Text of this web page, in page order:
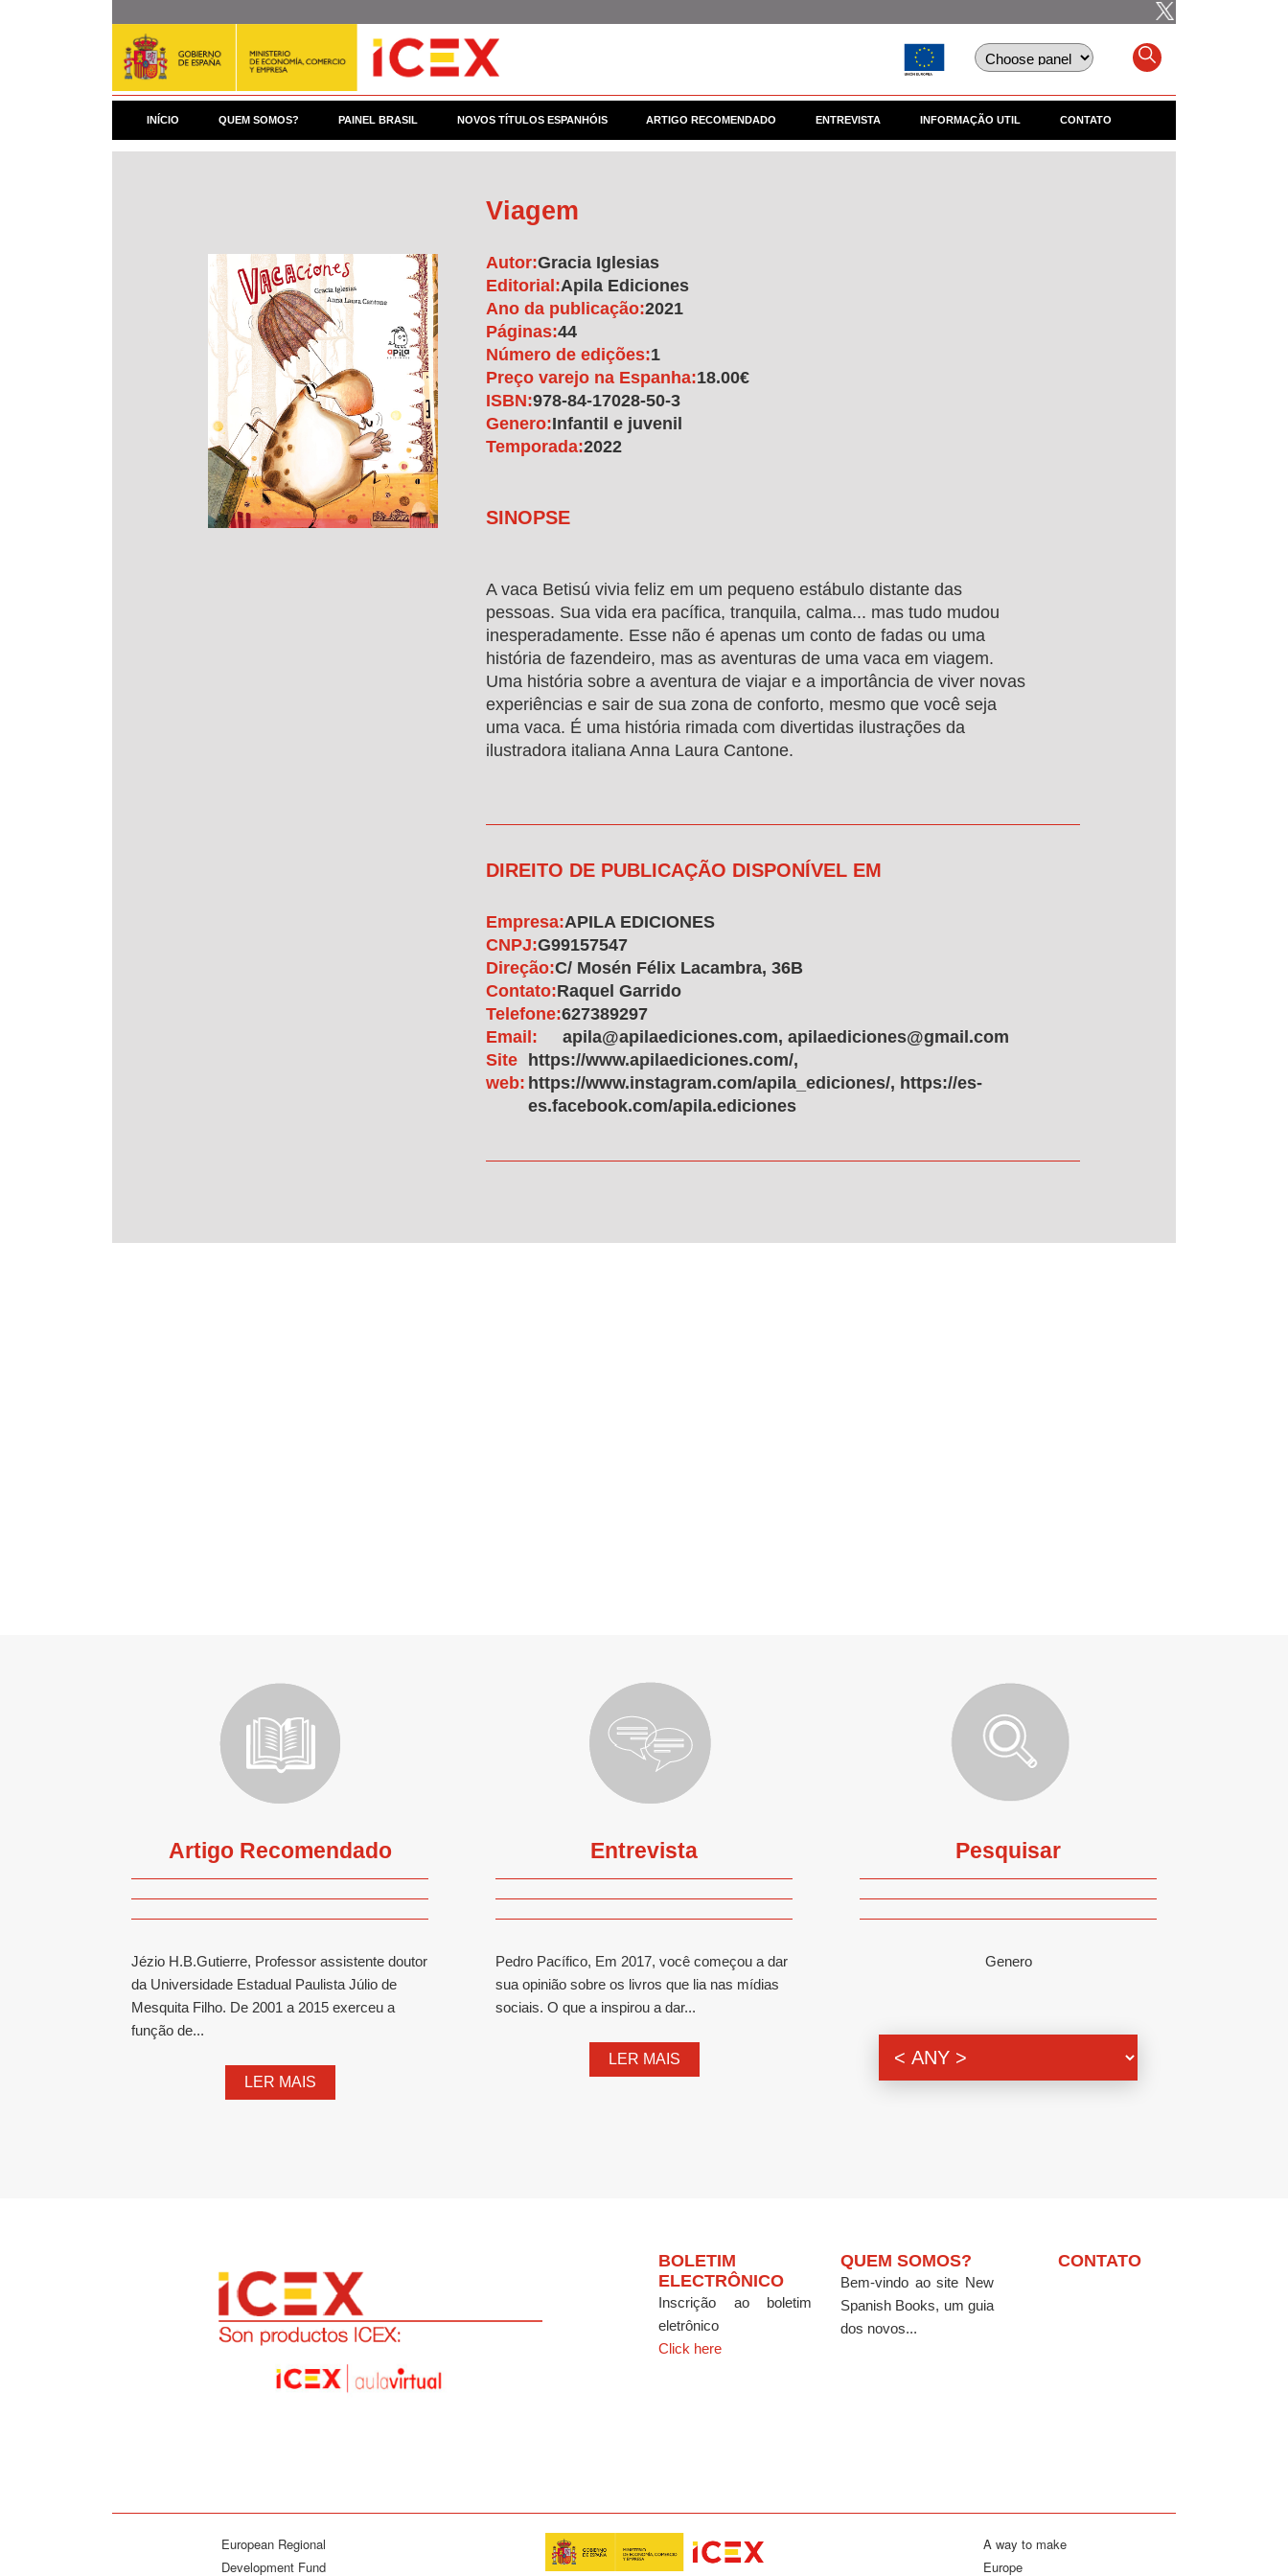
INÍCIO QUEM SOMOS? PAINEL BRASIL NOVOS TÍTULOS ESPANHÓIS ARTIGO RECOMENDADO ENTREVISTA INFORMAÇÃO UTIL CONTATO
Viagem
Autor:Gracia Iglesias
Editorial:Apila Ediciones
Ano da publicação:2021
Páginas:44
Número de edições:1
Preço varejo na Espanha:18.00€
ISBN:978-84-17028-50-3
Genero:Infantil e juvenil
Temporada:2022
SINOPSE
A vaca Betisú vivia feliz em um pequeno estábulo distante das
pessoas. Sua vida era pacífica, tranquila, calma... mas tudo mudou
inesperadamente. Esse não é apenas um conto de fadas ou uma
história de fazendeiro, mas as aventuras de uma vaca em viagem.
Uma história sobre a aventura de viajar e a importância de viver novas
experiências e sair de sua zona de conforto, mesmo que você seja
uma vaca. É uma história rimada com divertidas ilustrações da
ilustradora italiana Anna Laura Cantone.
DIREITO DE PUBLICAÇÃO DISPONÍVEL EM
Empresa:APILA EDICIONES
CNPJ:G99157547
Direção:C/ Mosén Félix Lacambra, 36B
Contato:Raquel Garrido
Telefone:627389297
Email:
apila@apilaediciones.com, apilaediciones@gmail.com
Site
web:
https://www.apilaediciones.com/,
https://www.instagram.com/apila_ediciones/, https://es-
es.facebook.com/apila.ediciones
Artigo Recomendado
Jézio H.B.Gutierre, Professor assistente doutor
da Universidade Estadual Paulista Júlio de
Mesquita Filho. De 2001 a 2015 exerceu a
função de...
LER MAIS
Entrevista
Pedro Pacífico, Em 2017, você começou a dar
sua opinião sobre os livros que lia nas mídias
sociais. O que a inspirou a dar...
LER MAIS
Pesquisar
Genero
BOLETIM
ELECTRÔNICO
Inscrição ao boletim
eletrônico
Click here
QUEM SOMOS?
Bem-vindo ao site New
Spanish Books, um guia
dos novos...
CONTATO
European Regional
Development Fund
A way to make
Europe